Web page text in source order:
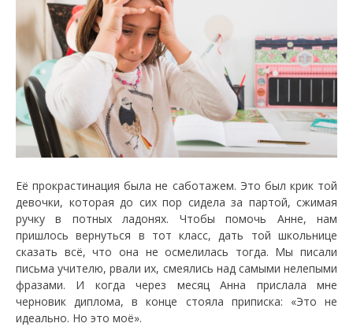
Её прокрастинация была не саботажем. Это был крик той
девочки, которая до сих пор сидела за партой, сжимая
ручку в потных ладонях. Чтобы помочь Анне, нам
пришлось вернуться в тот класс, дать той школьнице
сказать всё, что она не осмелилась тогда. Мы писали
письма учителю, рвали их, смеялись над самыми нелепыми
фразами. И когда через месяц Анна прислала мне
черновик диплома, в конце стояла приписка: «Это не
идеально. Но это моё».